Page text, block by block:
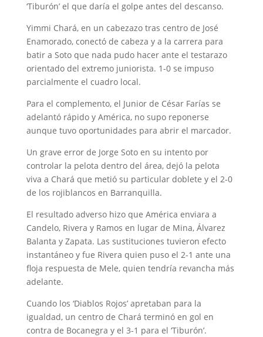
‘Tiburón’ el que daría el golpe antes del descanso.
Yimmi Chará, en un cabezazo tras centro de José
Enamorado, conectó de cabeza y a la carrera para
batir a Soto que nada pudo hacer ante el testarazo
orientado del extremo juniorista. 1-0 se impuso
parcialmente el cuadro local.
Para el complemento, el Junior de César Farías se
adelantó rápido y América, no supo reponerse
aunque tuvo oportunidades para abrir el marcador.
Un grave error de Jorge Soto en su intento por
controlar la pelota dentro del área, dejó la pelota
viva a Chará que metió su particular doblete y el 2-0
de los rojiblancos en Barranquilla.
El resultado adverso hizo que América enviara a
Candelo, Rivera y Ramos en lugar de Mina, Álvarez
Balanta y Zapata. Las sustituciones tuvieron efecto
instantáneo y fue Rivera quien puso el 2-1 ante una
floja respuesta de Mele, quien tendría revancha más
adelante.
Cuando los ‘Diablos Rojos’ apretaban para la
igualdad, un centro de Chará terminó en gol en
contra de Bocanegra y el 3-1 para el ‘Tiburón’.